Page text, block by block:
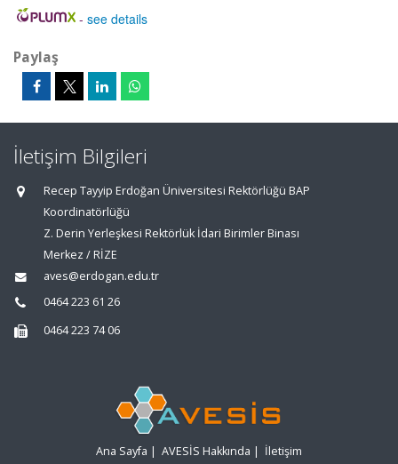
- see details
Paylaş
İletişim Bilgileri
Recep Tayyip Erdoğan Üniversitesi Rektörlüğü BAP
Koordinatörlüğü
Z. Derin Yerleşkesi Rektörlük İdari Birimler Binası
Merkez / RİZE
aves@erdogan.edu.tr
0464 223 61 26
0464 223 74 06
Ana Sayfa | AVESİS Hakkında | İletişim